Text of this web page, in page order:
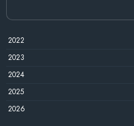
2022
2023
2024
2025
2026